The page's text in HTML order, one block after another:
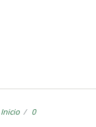
Inicio 0